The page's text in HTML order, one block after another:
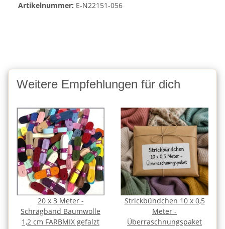
Artikelnummer: E-N22151-056
Weitere Empfehlungen für dich
20 x 3 Meter -
Schrägband Baumwolle
1,2 cm FARBMIX gefalzt
Strickbündchen 10 x 0,5
Meter -
Überraschnungspaket